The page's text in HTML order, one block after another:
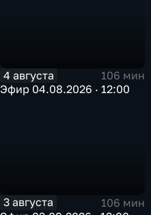
4 августа
106 мин
Эфир 04.08.2026 · 12:00
3 августа
106 мин